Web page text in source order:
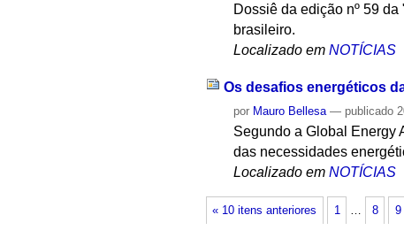
Dossiê da edição nº 59
brasileiro.
Localizado em NOTÍCIAS
Os desafios energéticos
por Mauro Bellesa — publicado
Segundo a Global Energy
das necessidades
Localizado em NOTÍCIAS
« 10 itens anteriores 1 8 9